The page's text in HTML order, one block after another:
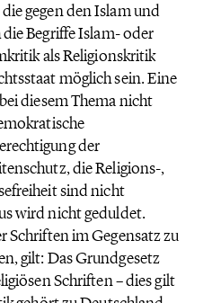
gegen den Islam und
Begriffe Islam- oder
als Religionskritik
möglich sein. Eine
diesem Thema nicht
der
die Religions-,
sind nicht
wird nicht geduldet.
Schriften im Gegensatz zu
gilt: Das Grundgesetz
Schriften – dies gilt